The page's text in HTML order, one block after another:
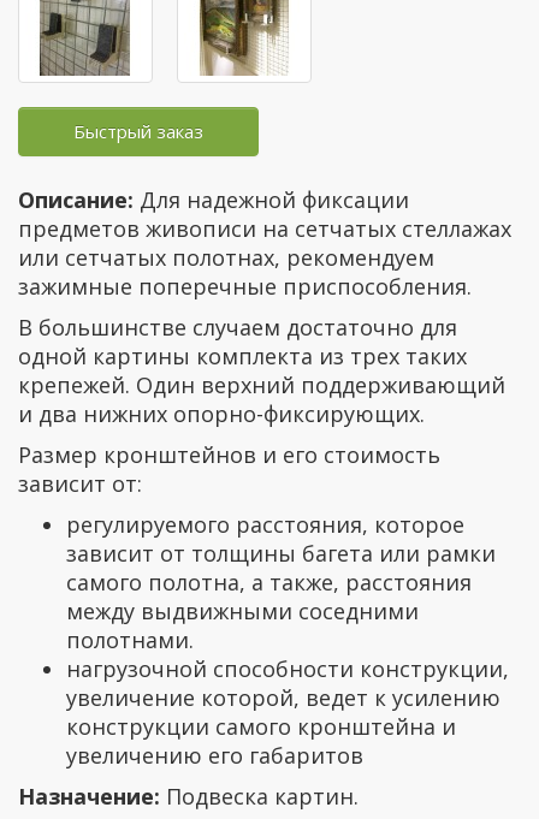
Быстрый заказ
Описание: Для надежной фиксации
предметов живописи на сетчатых стеллажах
или сетчатых полотнах, рекомендуем
зажимные поперечные приспособления.
В большинстве случаем достаточно для
одной картины комплекта из трех таких
крепежей. Один верхний поддерживающий
и два нижних опорно-фиксирующих.
Размер кронштейнов и его стоимость
зависит от:
регулируемого расстояния, которое
зависит от толщины багета или рамки
самого полотна, а также, расстояния
между выдвижными соседними
полотнами.
нагрузочной способности конструкции,
увеличение которой, ведет к усилению
конструкции самого кронштейна и
увеличению его габаритов
Назначение: Подвеска картин.